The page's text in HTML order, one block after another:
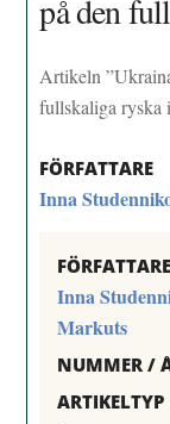
på den
Artikeln
fullskaliga ryska
FÖRFATTARE
Inna
FÖRFATTARE
Inna
Markuts
NUMMER /
ARTIKELTYP